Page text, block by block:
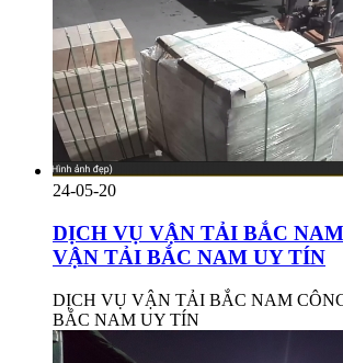
24-05-20
DỊCH VỤ VẬN TẢI BẮC
VẬN TẢI BẮC NAM UY TÍN
DỊCH VỤ VẬN TẢI BẮC NAM
BẮC NAM UY TÍN